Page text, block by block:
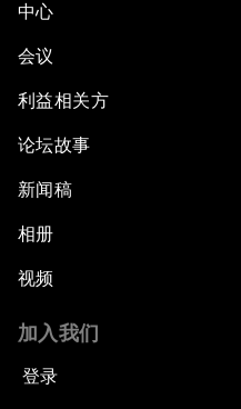
中心
会议
利益相关方
论坛故事
新闻稿
相册
视频
加入我们
登录